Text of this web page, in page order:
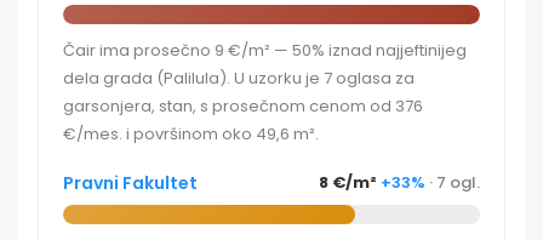
Čair ima prosečno 9 €/m² — 50% iznad najjeftinijeg
dela grada (Palilula). U uzorku je 7 oglasa za
garsonjera, stan, s prosečnom cenom od 376
€/mes. i površinom oko 49,6 m².
Pravni Fakultet 8 €/m² +33% · 7 ogl.